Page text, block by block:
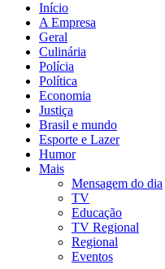
Início
A Empresa
Geral
Culinária
Polícia
Política
Economia
Justiça
Brasil e mundo
Esporte e Lazer
Humor
Mais
Mensagem do dia
TV
Educação
TV Regional
Regional
Eventos